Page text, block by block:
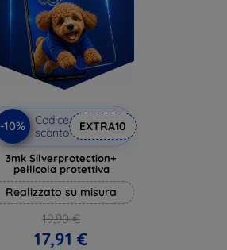
-10%
Codice
sconto
EXTRA10
3mk Silverprotection+
pellicola protettiva
Realizzato su misura
19,90 €
17,91 €